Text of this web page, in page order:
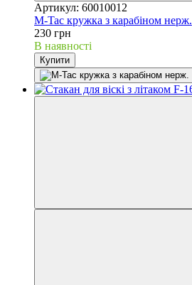
Артикул: 60010012
M-Tac кружка з карабіном нерж.
230 грн
В наявності
Купити